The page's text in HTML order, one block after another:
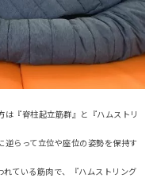
『脊柱起立筋群』と『ハムストリ
逆らって立位や座位の姿勢を保持す
ている筋肉で、『ハムストリング